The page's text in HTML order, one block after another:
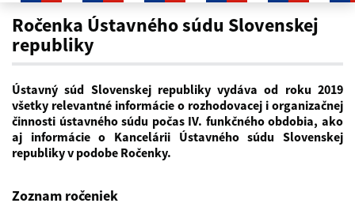
Ročenka
Ročenka Ústavného súdu Slovenskej
republiky
Ústavný súd Slovenskej republiky vydáva od roku 2019
všetky relevantné informácie o rozhodovacej i organizačnej
činnosti ústavného súdu počas IV. funkčného obdobia, ako
aj informácie o Kancelárii Ústavného súdu Slovenskej
republiky v podobe Ročenky.
Zoznam ročeniek